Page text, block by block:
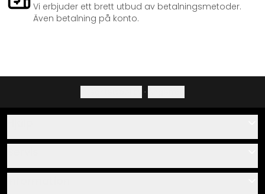
Vi erbjuder ett brett utbud av betalningsmetoder.
Även betalning på konto.
·
Om oss